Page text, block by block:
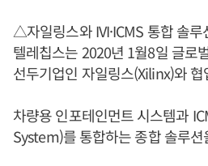
△자일링스와 IVI·ICMS 통합 솔루
텔레칩스는 2020년 1월8일 글로
선두기업인 자일링스(Xilinx)와
차량용 인포테인먼트 시스템과
System)를 통합하는 종합 솔루